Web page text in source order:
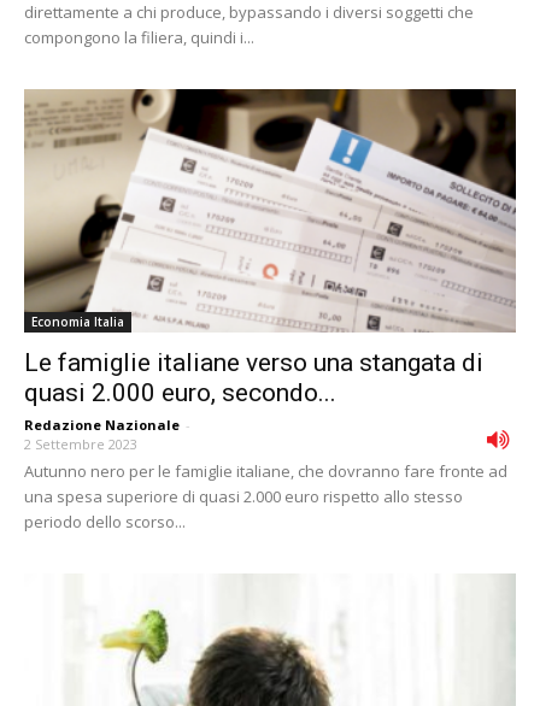
direttamente a chi produce, bypassando i diversi soggetti che
compongono la filiera, quindi i...
Economia Italia
Le famiglie italiane verso una stangata di
quasi 2.000 euro, secondo...
Redazione Nazionale -
2 Settembre 2023
Autunno nero per le famiglie italiane, che dovranno fare fronte ad
una spesa superiore di quasi 2.000 euro rispetto allo stesso
periodo dello scorso...